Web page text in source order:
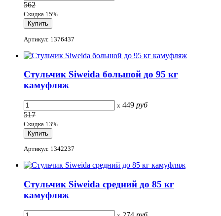
562
Скидка 15%
Артикул: 1376437
Стульчик Siweida большой до 95 кг
камуфляж
x 449 руб
517
Скидка 13%
Артикул: 1342237
Стульчик Siweida средний до 85 кг
камуфляж